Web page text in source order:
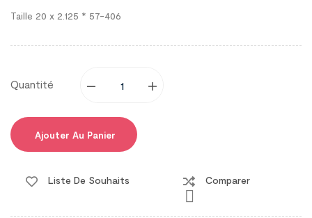
Taille 20 x 2.125 * 57-406
Quantité
Ajouter Au Panier
Liste De Souhaits

Comparer